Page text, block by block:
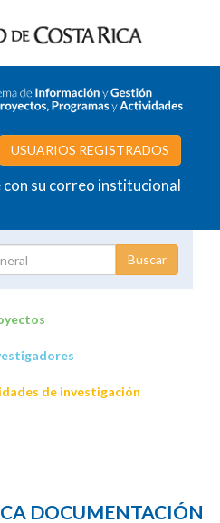
USUARIOS REGISTRADOS
con su correo institucional
de investigación
DOCUMENTACIÓN